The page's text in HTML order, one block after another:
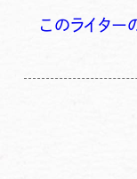
このライタ